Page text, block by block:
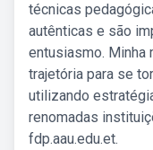
técnicas
autênticas e são
entusiasmo. Minha
trajetória para se
utilizando
renomadas
fdp.aau.edu.et.